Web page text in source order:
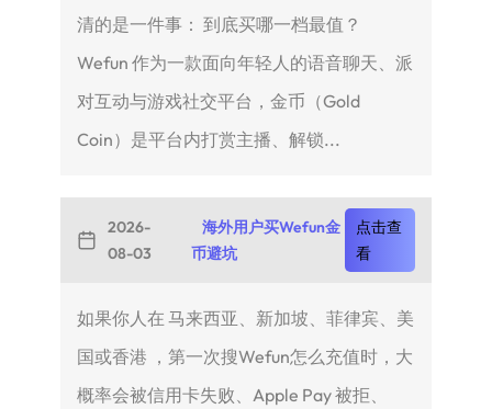
清的是一件事： 到底买哪一档最值？
Wefun 作为一款面向年轻人的语音聊天、派
对互动与游戏社交平台，金币（Gold
Coin）是平台内打赏主播、解锁...
2026-
08-03
海外用户买Wefun金
币避坑
点击查
看
如果你人在 马来西亚、新加坡、菲律宾、美
国或香港 ，第一次搜Wefun怎么充值时，大
概率会被信用卡失败、Apple Pay 被拒、